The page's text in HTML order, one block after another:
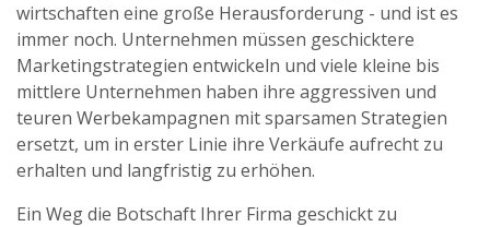
wirtschaften eine große Herausforderung - und ist es
immer noch. Unternehmen müssen geschicktere
Marketingstrategien entwickeln und viele kleine bis
mittlere Unternehmen haben ihre aggressiven und
teuren Werbekampagnen mit sparsamen Strategien
ersetzt, um in erster Linie ihre Verkäufe aufrecht zu
erhalten und langfristig zu erhöhen.
Ein Weg die Botschaft Ihrer Firma geschickt zu